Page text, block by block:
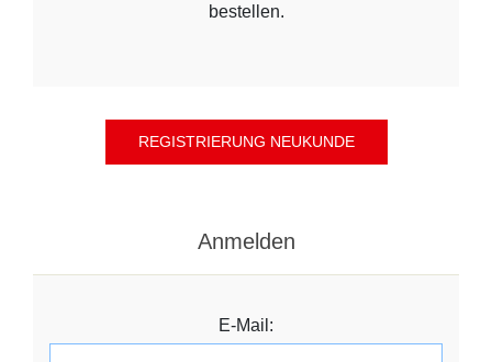
bestellen.
Anmelden
E-Mail: